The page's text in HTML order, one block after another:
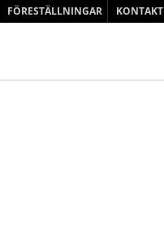
FÖRESTÄLLNINGAR KONTAKT